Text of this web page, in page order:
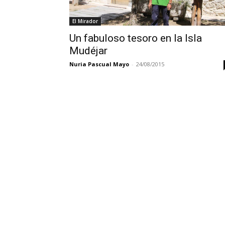
El Mirador
Un fabuloso tesoro en la Isla
Mudéjar
Nuria Pascual Mayo - 24/08/2015